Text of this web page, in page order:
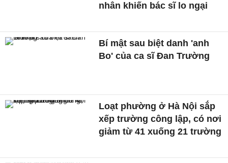
nhân khiến bác sĩ lo ngại
Bí mật sau biệt danh 'anh
Bo' của ca sĩ Đan Trường
Loạt phường ở Hà Nội sắp
xếp trường công lập, có nơi
giảm từ 41 xuống 21 trường